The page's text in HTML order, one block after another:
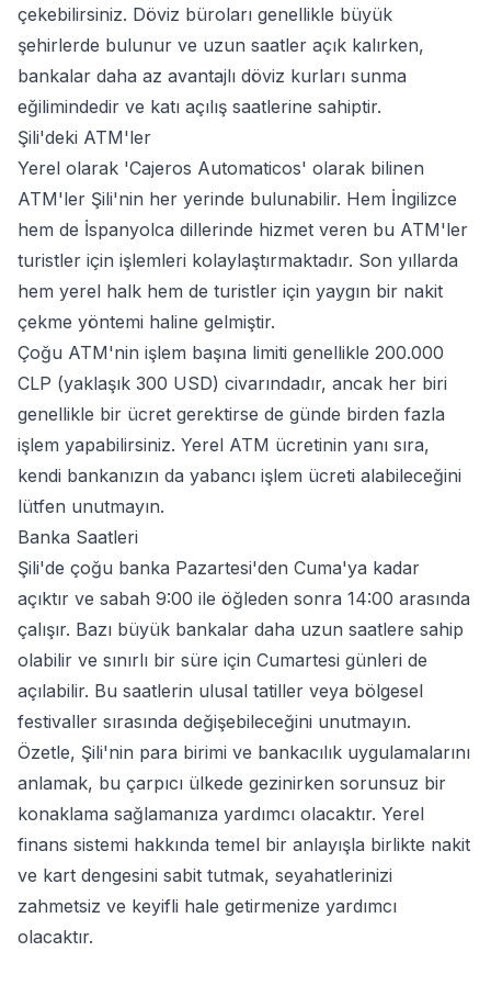
çekebilirsiniz. Döviz büroları genellikle büyük
şehirlerde bulunur ve uzun saatler açık kalırken,
bankalar daha az avantajlı döviz kurları sunma
eğilimindedir ve katı açılış saatlerine sahiptir.
Şili'deki ATM'ler
Yerel olarak 'Cajeros Automaticos' olarak bilinen
ATM'ler Şili'nin her yerinde bulunabilir. Hem İngilizce
hem de İspanyolca dillerinde hizmet veren bu ATM'ler
turistler için işlemleri kolaylaştırmaktadır. Son yıllarda
hem yerel halk hem de turistler için yaygın bir nakit
çekme yöntemi haline gelmiştir.
Çoğu ATM'nin işlem başına limiti genellikle 200.000
CLP (yaklaşık 300 USD) civarındadır, ancak her biri
genellikle bir ücret gerektirse de günde birden fazla
işlem yapabilirsiniz. Yerel ATM ücretinin yanı sıra,
kendi bankanızın da yabancı işlem ücreti alabileceğini
lütfen unutmayın.
Banka Saatleri
Şili'de çoğu banka Pazartesi'den Cuma'ya kadar
açıktır ve sabah 9:00 ile öğleden sonra 14:00 arasında
çalışır. Bazı büyük bankalar daha uzun saatlere sahip
olabilir ve sınırlı bir süre için Cumartesi günleri de
açılabilir. Bu saatlerin ulusal tatiller veya bölgesel
festivaller sırasında değişebileceğini unutmayın.
Özetle, Şili'nin para birimi ve bankacılık uygulamalarını
anlamak, bu çarpıcı ülkede gezinirken sorunsuz bir
konaklama sağlamanıza yardımcı olacaktır. Yerel
finans sistemi hakkında temel bir anlayışla birlikte nakit
ve kart dengesini sabit tutmak, seyahatlerinizi
zahmetsiz ve keyifli hale getirmenize yardımcı
olacaktır.